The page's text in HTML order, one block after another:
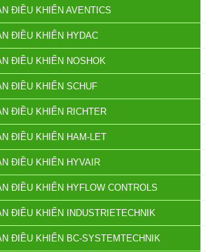
ĐIỀU KHIỂN AVENTICS
ĐIỀU KHIỂN HYDAC
ĐIỀU KHIỂN NOSHOK
ĐIỀU KHIỂN SCHUF
ĐIỀU KHIỂN RICHTER
ĐIỀU KHIỂN HAM-LET
ĐIỀU KHIỂN HYVAIR
ĐIỀU KHIỂN HYFLOW CONTROLS
ĐIỀU KHIỂN INDUSTRIETECHNIK
ĐIỀU KHIỂN BC-SYSTEMTECHNIK